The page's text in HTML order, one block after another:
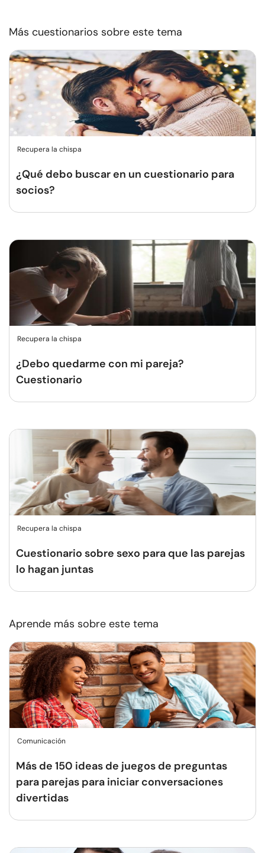
Más cuestionarios sobre este tema
Recupera la chispa
¿Qué debo buscar en un cuestionario para
socios?
Recupera la chispa
¿Debo quedarme con mi pareja?
Cuestionario
Recupera la chispa
Cuestionario sobre sexo para que las parejas
lo hagan juntas
Aprende más sobre este tema
Comunicación
Más de 150 ideas de juegos de preguntas
para parejas para iniciar conversaciones
divertidas